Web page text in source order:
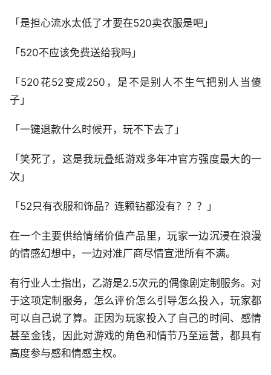
「是担心流水太低了才要在520卖衣服是吧」
「520不应该免费送给我吗」
「520花52变成250，是不是别人不生气把别人当傻
子」
「一键退款什么时候开，玩不下去了」
「笑死了，这是我玩叠纸游戏多年冲官方强度最大的一
次」
「52只有衣服和饰品？连颗钻都没有？？？」
在一个主要供给情绪价值产品里，玩家一边沉浸在浪漫
的情感幻想中，一边对准厂商尽情宣泄所有不满。
有行业人士指出，乙游是2.5次元的偶像剧定制服务。对
于这项定制服务，怎么评价怎么引导怎么投入，玩家都
可以自己说了算。正因为玩家投入了自己的时间、感情
甚至金钱，因此对游戏的角色和情节乃至运营，都具有
高度参与感和情感主权。